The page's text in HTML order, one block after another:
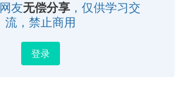
友无偿分享 ，仅供学习交
流，禁止商用
登录